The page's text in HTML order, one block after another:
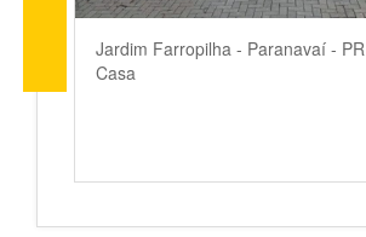
Jardim Farropilha - Paranavaí - PR
Casa